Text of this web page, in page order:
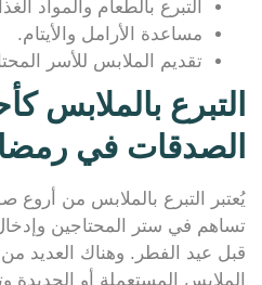
التبرع بالطعام والمواد
مساعدة الأرامل والأيتام.
تقديم الملابس للأسر
التبرع بالملابس
الصدقات في
يُعتبر التبرع بالملابس من
تساهم في ستر المحتاجين
قبل عيد الفطر. وهناك العديد من
الملابس المستعملة أو الجديدة